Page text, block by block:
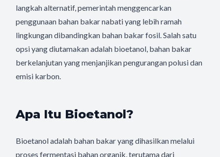
langkah alternatif, pemerintah menggencarkan
penggunaan bahan bakar nabati yang lebih ramah
lingkungan dibandingkan bahan bakar fosil. Salah satu
opsi yang diutamakan adalah bioetanol, bahan bakar
berkelanjutan yang menjanjikan pengurangan polusi dan
emisi karbon.
Apa Itu Bioetanol?
Bioetanol adalah bahan bakar yang dihasilkan melalui
proses fermentasi bahan organik, terutama dari